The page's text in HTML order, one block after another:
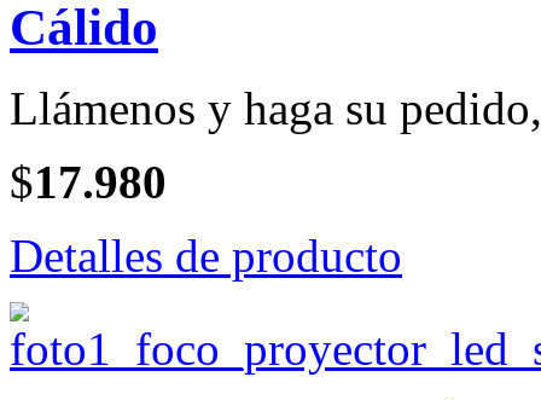
Cálido
Llámenos y haga su
$17.980
Detalles de producto